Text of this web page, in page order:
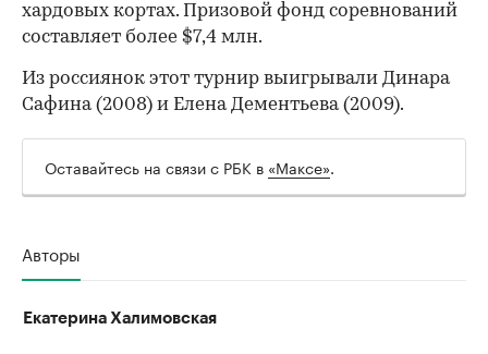
00:00 00:00
хардовых кортах. Призовой фонд соревнований
составляет более $7,4 млн.
Из россиянок этот турнир выигрывали Динара
Сафина (2008) и Елена Дементьева (2009).
Оставайтесь на связи с РБК в «Максе».
Авторы
Екатерина Халимовская